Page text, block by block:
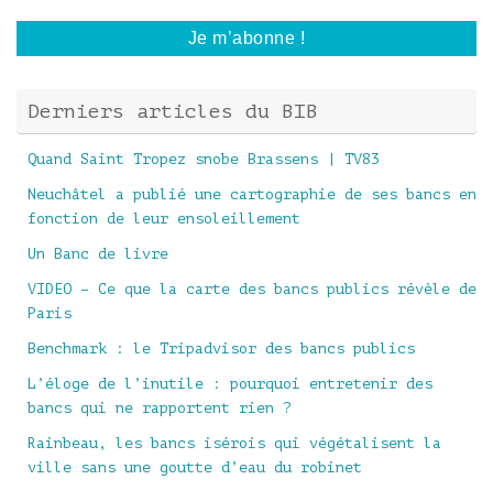
Derniers articles du BIB
Quand Saint Tropez snobe Brassens | TV83
Neuchâtel a publié une cartographie de ses bancs en
fonction de leur ensoleillement
Un Banc de livre
VIDEO – Ce que la carte des bancs publics révèle de
Paris
Benchmark : le Tripadvisor des bancs publics
L’éloge de l’inutile : pourquoi entretenir des
bancs qui ne rapportent rien ?
Rainbeau, les bancs isérois qui végétalisent la
ville sans une goutte d’eau du robinet